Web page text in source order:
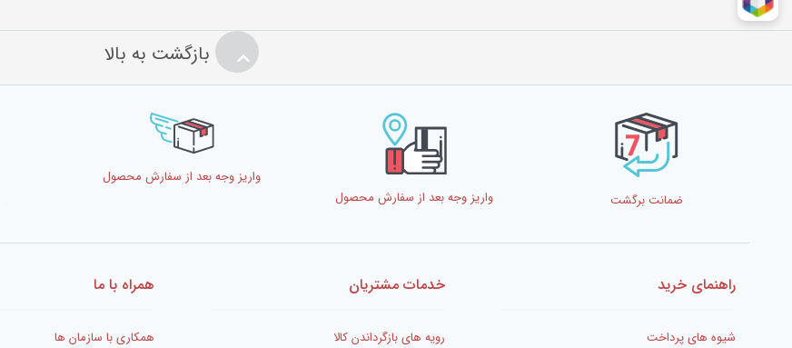
بازگشت به بالا
ضمانت برگشت واریز وجه بعد از سفارش محصول
واریز وجه بعد از سفارش محصول
راهنمای خرید
شیوه های پرداخت
خدمات مشتریان
رویه های بازگرداندن کالا
همراه با ما
همکاری با سازمان ها